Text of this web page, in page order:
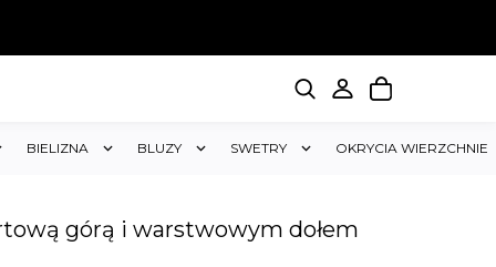
BIELIZNA BLUZY SWETRY OKRYCIA WIERZCHNIE
górą i warstwowym dołem